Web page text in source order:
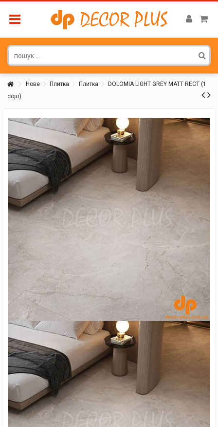
Нове Плитка Плитка
DOLOMIA LIGHT GREY MATT RECT (1
сорт)